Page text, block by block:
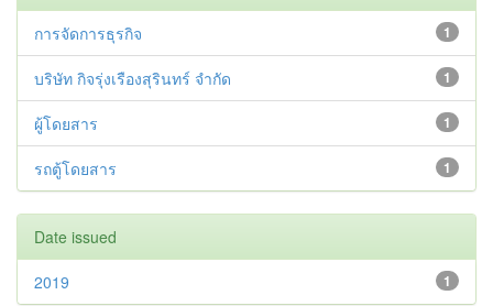
1
การจัดการธุรกิจ
1
บริษัท กิจรุ่งเรืองสุรินทร์ จำกัด
1
ผู้โดยสาร
1
รถตู้โดยสาร
Date issued
1
2019